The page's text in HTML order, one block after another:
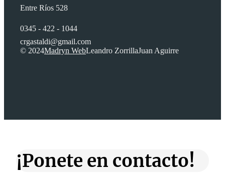
Entre Ríos 528
0345 - 422 - 1044
crgastaldi@gmail.com
© 2024Madryn WebLeandro ZorrillaJuan Aguirre
¡Ponete en contacto!